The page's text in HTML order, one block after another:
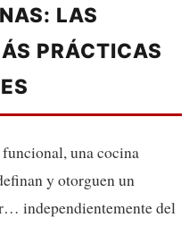
LAS
PRÁCTICAS
una cocina
y otorguen un
independientemente del